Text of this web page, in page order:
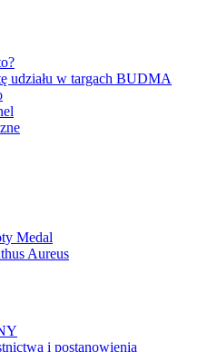
udziału w targach BUDMA
Medal
Aureus
i postanowienia